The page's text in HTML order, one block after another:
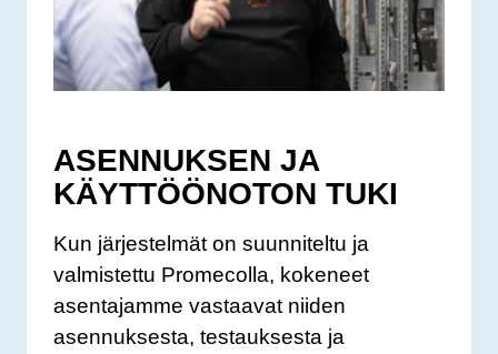
ASENNUKSEN JA
KÄYTTÖÖNOTON TUKI
Kun järjestelmät on suunniteltu ja
valmistettu Promecolla, kokeneet
asentajamme vastaavat niiden
asennuksesta, testauksesta ja